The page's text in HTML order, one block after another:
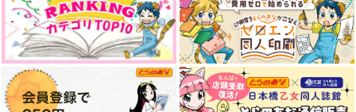
私はあなたの好きなも
のを知らない
冷たいコーヒー
専売 472円（税込）
ジャンケットバンク
獅子神敬一×村雨礼二
ムニンの止まり木
MASTER CODE
専売 787円 （税込）
ジャンケットバンク
獅子神敬一×村雨礼二
手段は問わない
くるっと敬礼
専売 385円（税込）
ジャンケットバンク
獅子神敬一×村雨礼二